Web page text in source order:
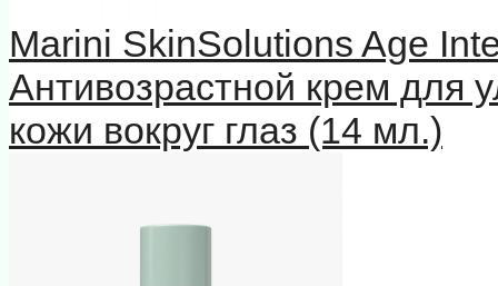
Marini SkinSolutions Age
Антивозрастной крем для
кожи вокруг глаз (14 мл.)